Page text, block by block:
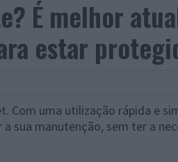
É melhor
estar
Com uma utilização rápida e
sua manutenção, sem ter a